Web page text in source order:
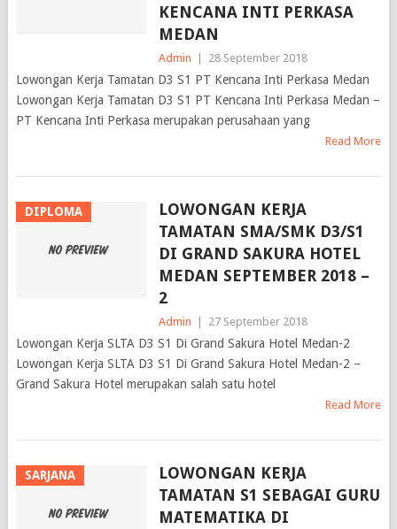
KENCANA INTI PERKASA
MEDAN
Admin 28 September 2018
Lowongan Kerja Tamatan D3 S1 PT Kencana Inti Perkasa Medan
Lowongan Kerja Tamatan D3 S1 PT Kencana Inti Perkasa Medan –
PT Kencana Inti Perkasa merupakan perusahaan yang
Read More
DIPLOMA
LOWONGAN KERJA
TAMATAN SMA/SMK D3/S1
DI GRAND SAKURA HOTEL
MEDAN SEPTEMBER 2018 –
2
Admin 27 September 2018
Lowongan Kerja SLTA D3 S1 Di Grand Sakura Hotel Medan-2
Lowongan Kerja SLTA D3 S1 Di Grand Sakura Hotel Medan-2 –
Grand Sakura Hotel merupakan salah satu hotel
Read More
SARJANA
LOWONGAN KERJA
TAMATAN S1 SEBAGAI GURU
MATEMATIKA DI